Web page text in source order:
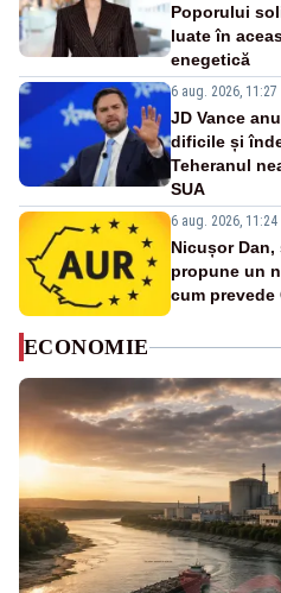
Poporului
luate în
enegetică
6 aug. 2026, 11:27
JD Vance
dificile și
Teheranul
SUA
6 aug. 2026, 11:24
Nicușor
propune un
cum
ECONOMIE